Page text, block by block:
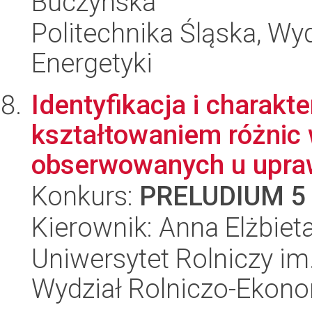
Politechnika Śląska,
Energetyki
Identyfikacja i
kształtowaniem
obserwowanych u
Konkurs: PRELUDIUM 5
Kierownik: Anna
Uniwersytet Rolniczy
Wydział Rolniczo-